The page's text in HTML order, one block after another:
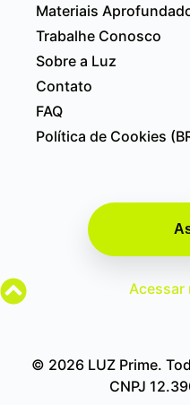
Materiais
Trabalhe Conosco
Sobre a Luz
Contato
FAQ
Política de Cookies
Acessar
© 2026 LUZ Prime.
CNPJ